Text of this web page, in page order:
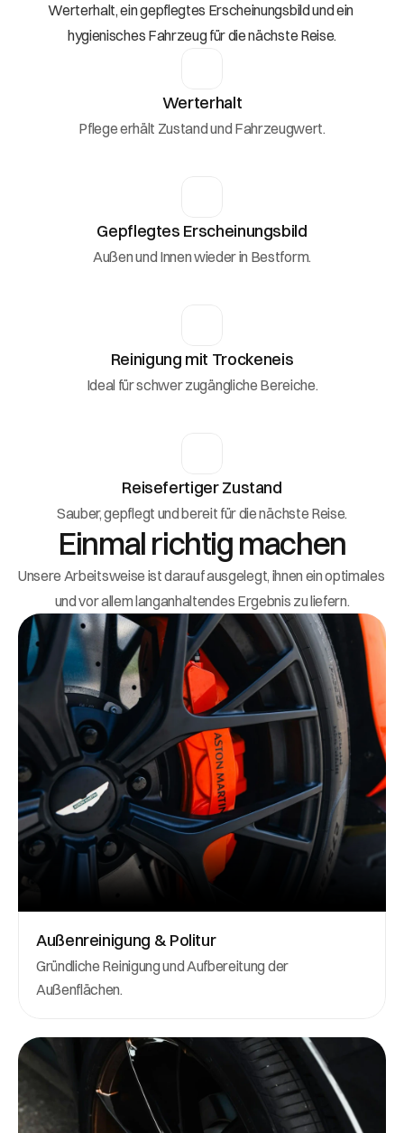
Werterhalt, ein gepflegtes Erscheinungsbild und ein
hygienisches Fahrzeug für die nächste Reise.
Werterhalt
Pflege erhält Zustand und Fahrzeugwert.
Gepflegtes Erscheinungsbild
Außen und Innen wieder in Bestform.
Reinigung mit Trockeneis
Ideal für schwer zugängliche Bereiche.
Reisefertiger Zustand
Sauber, gepflegt und bereit für die nächste Reise.
Einmal richtig machen
Unsere Arbeitsweise ist darauf ausgelegt, ihnen ein optimales
und vor allem langanhaltendes Ergebnis zu liefern.
Außenreinigung & Politur
Gründliche Reinigung und Aufbereitung der
Außenflächen.